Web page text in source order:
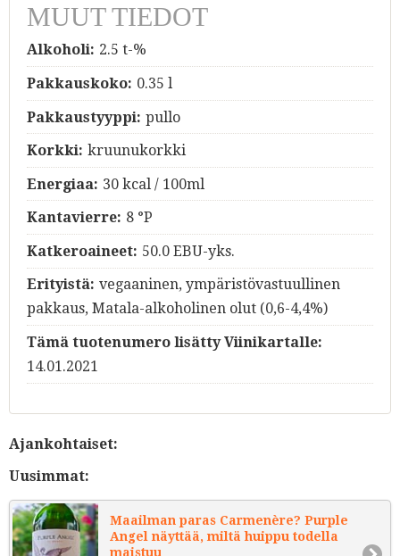
MUUT TIEDOT
Alkoholi: 2.5 t-%
Pakkauskoko: 0.35 l
Pakkaustyyppi: pullo
Korkki: kruunukorkki
Energiaa: 30 kcal / 100ml
Kantavierre: 8 °P
Katkeroaineet: 50.0 EBU-yks.
Erityistä: vegaaninen, ympäristövastuullinen
pakkaus, Matala-alkoholinen olut (0,6-4,4%)
Tämä tuotenumero lisätty Viinikartalle:
14.01.2021
Ajankohtaiset:
Uusimmat:
Maailman paras Carmenère? Purple
Angel näyttää, miltä huippu todella
maistuu